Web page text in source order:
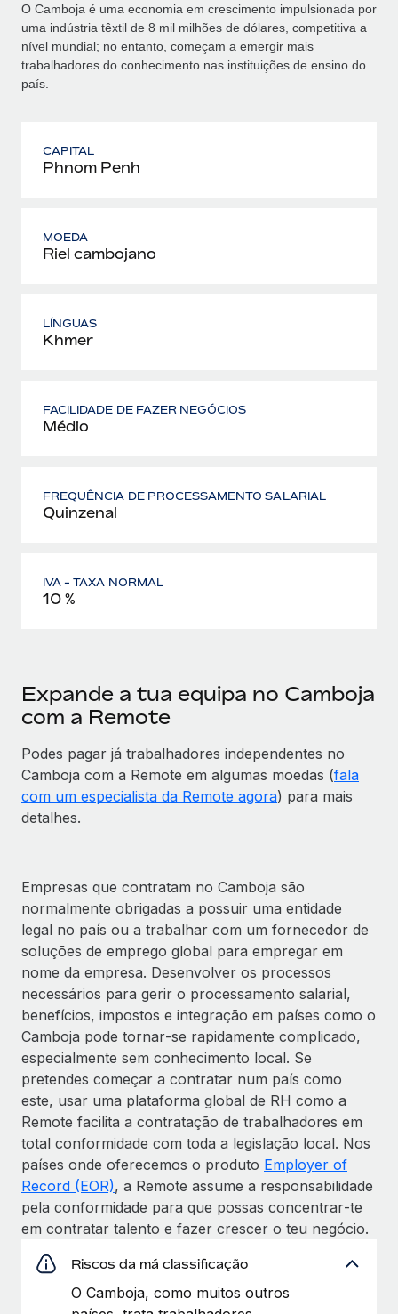
O Camboja é uma economia em crescimento impulsionada por
uma indústria têxtil de 8 mil milhões de dólares, competitiva a
nível mundial; no entanto, começam a emergir mais
trabalhadores do conhecimento nas instituições de ensino do
país.
CAPITAL
Phnom Penh
MOEDA
Riel cambojano
LÍNGUAS
Khmer
FACILIDADE DE FAZER NEGÓCIOS
Médio
FREQUÊNCIA DE PROCESSAMENTO SALARIAL
Quinzenal
IVA - TAXA NORMAL
10 %
Expande a tua equipa no Camboja
com a Remote
Podes pagar já trabalhadores independentes no
Camboja com a Remote em algumas moedas (fala
com um especialista da Remote agora) para mais
detalhes.
Empresas que contratam no Camboja são
normalmente obrigadas a possuir uma entidade
legal no país ou a trabalhar com um fornecedor de
soluções de emprego global para empregar em
nome da empresa. Desenvolver os processos
necessários para gerir o processamento salarial,
benefícios, impostos e integração em países como o
Camboja pode tornar‑se rapidamente complicado,
especialmente sem conhecimento local. Se
pretendes começar a contratar num país como
este, usar uma plataforma global de RH como a
Remote facilita a contratação de trabalhadores em
total conformidade com toda a legislação local. Nos
países onde oferecemos o produto Employer of
Record (EOR), a Remote assume a responsabilidade
pela conformidade para que possas concentrar‑te
em contratar talento e fazer crescer o teu negócio.
Riscos da má classificação
O Camboja, como muitos outros